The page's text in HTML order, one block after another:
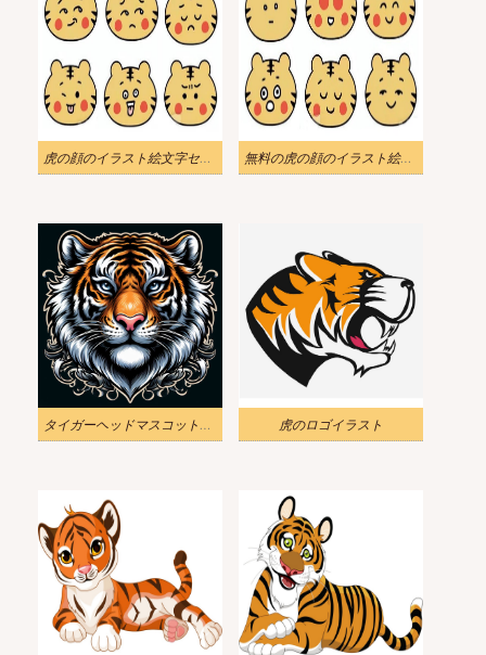
虎の顔のイラスト絵文字セット 無料の虎の顔のイラスト絵文字セット
タイガーヘッドマスコットリアル2イラスト 虎のロゴイラスト